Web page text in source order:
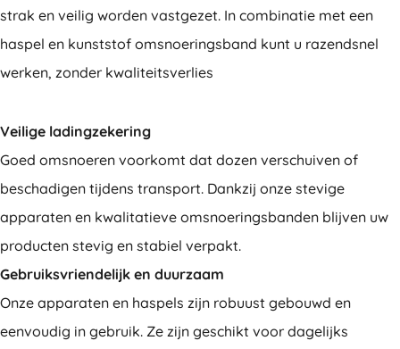
strak en veilig worden vastgezet. In combinatie met een
haspel en kunststof omsnoeringsband kunt u razendsnel
werken, zonder kwaliteitsverlies
Veilige ladingzekering
Goed omsnoeren voorkomt dat dozen verschuiven of
beschadigen tijdens transport. Dankzij onze stevige
apparaten en kwalitatieve omsnoeringsbanden blijven uw
producten stevig en stabiel verpakt.
Gebruiksvriendelijk en duurzaam
Onze apparaten en haspels zijn robuust gebouwd en
eenvoudig in gebruik. Ze zijn geschikt voor dagelijks